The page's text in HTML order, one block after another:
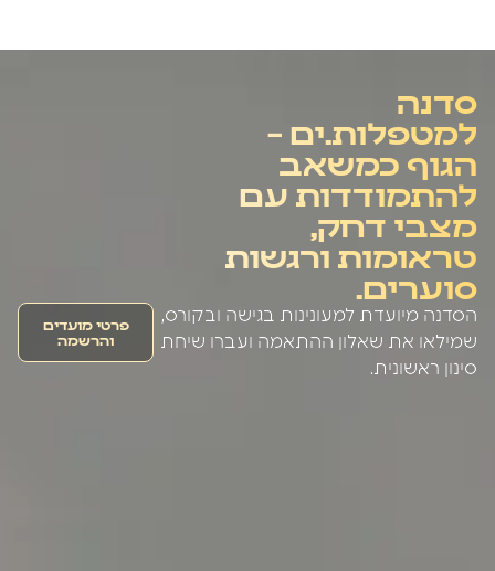
סדנה
למטפלות.ים –
הגוף כמשאב
להתמודדות עם
מצבי דחק,
טראומות ורגשות
סוערים.
הסדנה מיועדת למעונינות בגישה ובקורס,
שמילאו את שאלון ההתאמה ועברו שיחת
סינון ראשונית.
פרטי מועדים
והרשמה